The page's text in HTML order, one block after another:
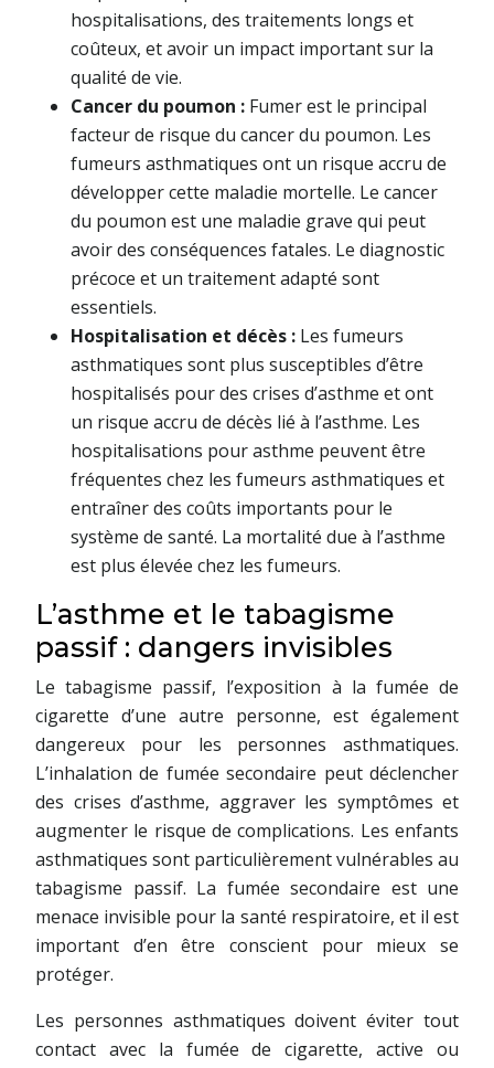
hospitalisations, des traitements longs et
coûteux, et avoir un impact important sur la
qualité de vie.
Cancer du poumon : Fumer est le principal
facteur de risque du cancer du poumon. Les
fumeurs asthmatiques ont un risque accru de
développer cette maladie mortelle. Le cancer
du poumon est une maladie grave qui peut
avoir des conséquences fatales. Le diagnostic
précoce et un traitement adapté sont
essentiels.
Hospitalisation et décès : Les fumeurs
asthmatiques sont plus susceptibles d’être
hospitalisés pour des crises d’asthme et ont
un risque accru de décès lié à l’asthme. Les
hospitalisations pour asthme peuvent être
fréquentes chez les fumeurs asthmatiques et
entraîner des coûts importants pour le
système de santé. La mortalité due à l’asthme
est plus élevée chez les fumeurs.
L’asthme et le tabagisme
passif : dangers invisibles
Le tabagisme passif, l’exposition à la fumée de
cigarette d’une autre personne, est également
dangereux pour les personnes asthmatiques.
L’inhalation de fumée secondaire peut déclencher
des crises d’asthme, aggraver les symptômes et
augmenter le risque de complications. Les enfants
asthmatiques sont particulièrement vulnérables au
tabagisme passif. La fumée secondaire est une
menace invisible pour la santé respiratoire, et il est
important d’en être conscient pour mieux se
protéger.
Les personnes asthmatiques doivent éviter tout
contact avec la fumée de cigarette, active ou